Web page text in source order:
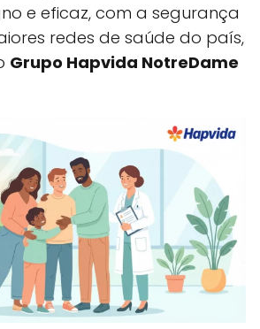
e eficaz, com a segurança
redes de saúde do país,
Grupo Hapvida NotreDame